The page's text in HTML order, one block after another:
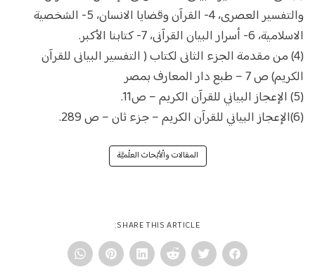
والتفسير العصرى، 4- القرآن وقضايا الانسان، 5- الشخصية
الاسلامية، 6- أسرار البيان القرآنى، 7- كتابنا الأكبر.
(4) من مقدمة الجزء الثانى لكتاب ( التفسير البيانى للقرآن
الكريم) ص 7 – طبع دار المعارف بمصر
(5) الإعجاز البياني للقرآن الكريم – ص11.
(6)الإعجاز البياني للقرآن الكريم – جزء ثان – ص 289.
المقالات والْأبْحاث العلْميَّة
SHARE THIS ARTICLE: